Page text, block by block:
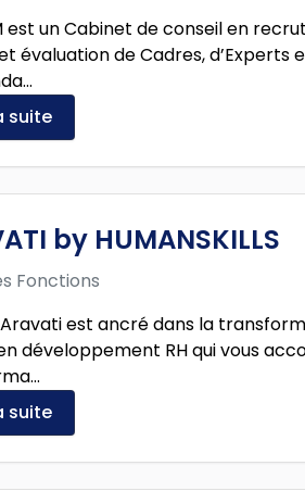
est un Cabinet de conseil en
évaluation de Cadres, d’Experts
suite
by HUMANSKILLS
Fonctions
est ancré dans la
développement RH qui vous
suite